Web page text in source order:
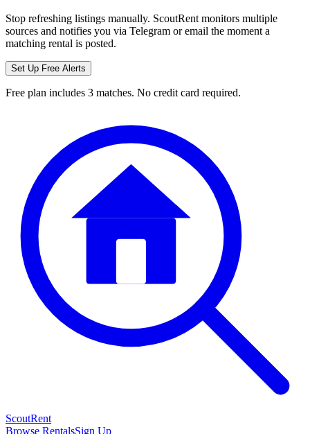
Stop refreshing listings manually. ScoutRent monitors multiple
sources and notifies you via Telegram or email the moment a
matching rental is posted.
Set Up Free Alerts
Free plan includes 3 matches. No credit card required.
ScoutRent
Browse RentalsSign Up